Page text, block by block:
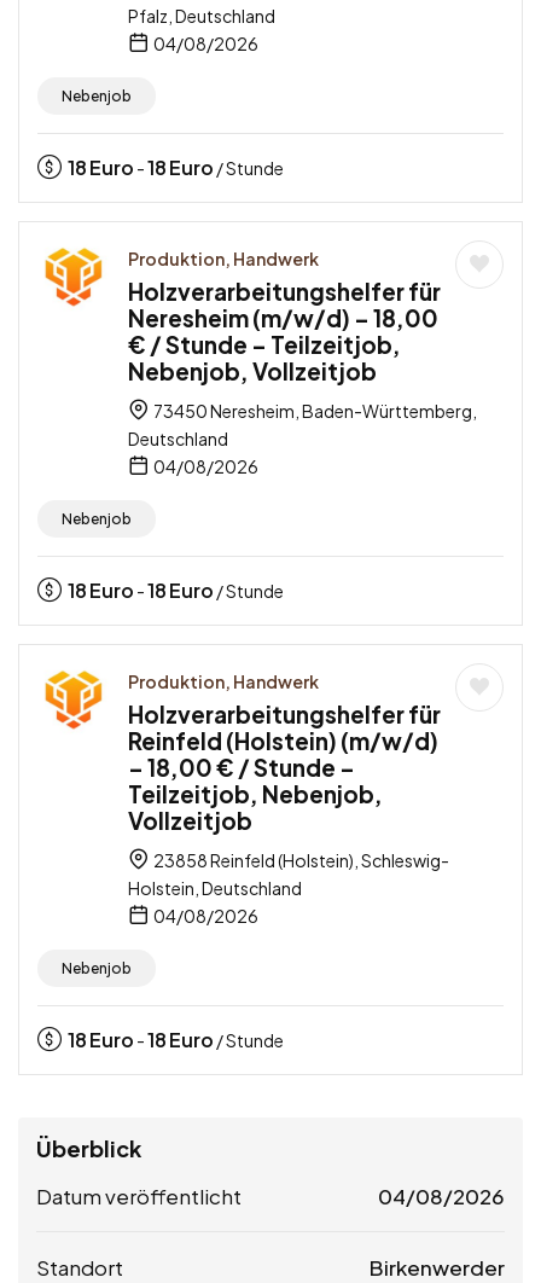
Pfalz, Deutschland
04/08/2026
Nebenjob
18Euro -18Euro / Stunde
Produktion, Handwerk
Holzverarbeitungshelfer für
Neresheim (m/w/d) – 18,00
€ / Stunde – Teilzeitjob,
Nebenjob, Vollzeitjob
73450 Neresheim, Baden-Württemberg,
Deutschland
04/08/2026
Nebenjob
18Euro -18Euro / Stunde
Produktion, Handwerk
Holzverarbeitungshelfer für
Reinfeld (Holstein) (m/w/d)
– 18,00 € / Stunde –
Teilzeitjob, Nebenjob,
Vollzeitjob
23858 Reinfeld (Holstein), Schleswig-
Holstein, Deutschland
04/08/2026
Nebenjob
18Euro -18Euro / Stunde
Überblick
Datum veröffentlicht 04/08/2026
Standort Birkenwerder